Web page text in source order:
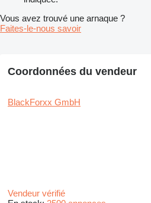
Vous avez trouvé une arnaque ?
Faites-le-nous savoir
Coordonnées du vendeur
BlackForxx GmbH
Vendeur vérifié